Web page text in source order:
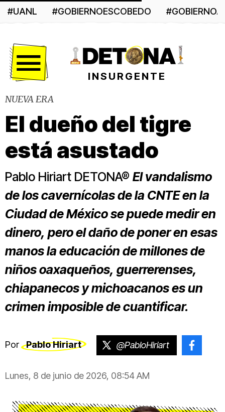
#UANL #GOBIERNOESCOBEDO
INSURGENTE
NUEVA ERA
El dueño del tigre
está asustado
Pablo Hiriart DETONA® El vandalismo
de los cavernícolas de la CNTE en la
Ciudad de México se puede medir en
dinero, pero el daño de poner en esas
manos la educación de millones de
niños oaxaqueños, guerrerenses,
chiapanecos y michoacanos es un
crimen imposible de cuantificar.
Por Pablo Hiriart @PabloHiriart
Lunes, 8 de junio de 2026, 08:54 AM